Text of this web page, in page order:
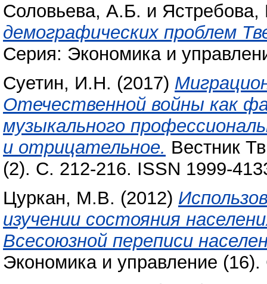
Соловьева, А.Б. и
демографических проблем
Серия: Экономика и
Суетин, И.Н. (2017)
Отечественной войны как
музыкального
и отрицательное. Вестник
(2). С. 212-216. ISSN 1999-
Цуркан, М.В. (2012)
изучении состояния
Всесоюзной переписи
Экономика и управление